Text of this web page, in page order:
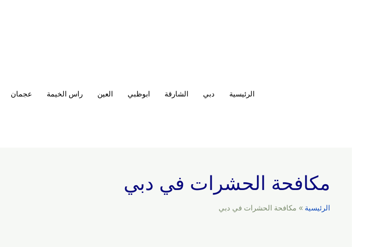
الرئيسية دبي الشارقة ابوظبي العين راس الخيمة عجمان
مكافحة الحشرات في دبي
الرئيسية مكافحة الحشرات في دبي